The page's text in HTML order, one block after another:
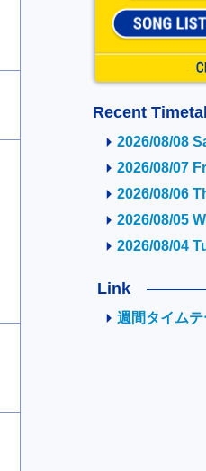
Recent
2026/08/08
2026/08/07
2026/08/06
2026/08/05
2026/08/04
Link
週間タイム